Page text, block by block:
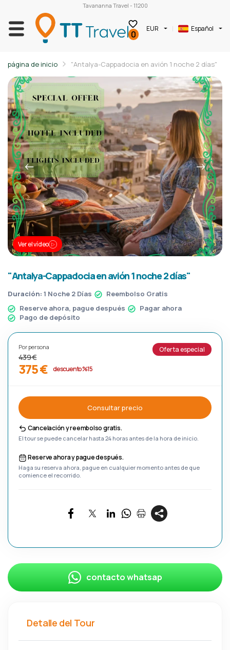
Tavananna Travel - 11200
0 EUR Español
página de inicio "Antalya-Cappadocia en avión 1 noche 2 días"
Detalle del Tour
Ver el vídeo
"Antalya-Cappadocia en avión 1 noche 2 días"
Duración: 1 Noche 2 Días
Reembolso Gratis
Reserve ahora, pague después
Pagar ahora
Pago de depósito
Por persona
439 €
375 € descuento %15
Oferta especial
Consultar precio
Cancelación y reembolso gratis.
El tour se puede cancelar hasta 24 horas antes de la hora de inicio.
Reserve ahora y pague después.
Haga su reserva ahora, pague en cualquier momento antes de que
comience el recorrido.
contacto whatsap